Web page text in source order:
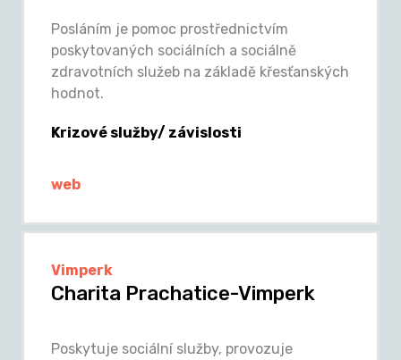
Posláním je pomoc prostřednictvím
poskytovaných sociálních a sociálně
zdravotních služeb na základě křesťanských
hodnot.
Krizové služby/ závislosti
web
Vimperk
Charita Prachatice-Vimperk
Poskytuje sociální služby, provozuje